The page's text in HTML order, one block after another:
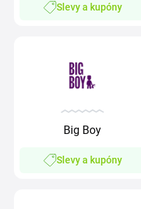
Slevy a kupóny
Big Boy
Slevy a kupóny